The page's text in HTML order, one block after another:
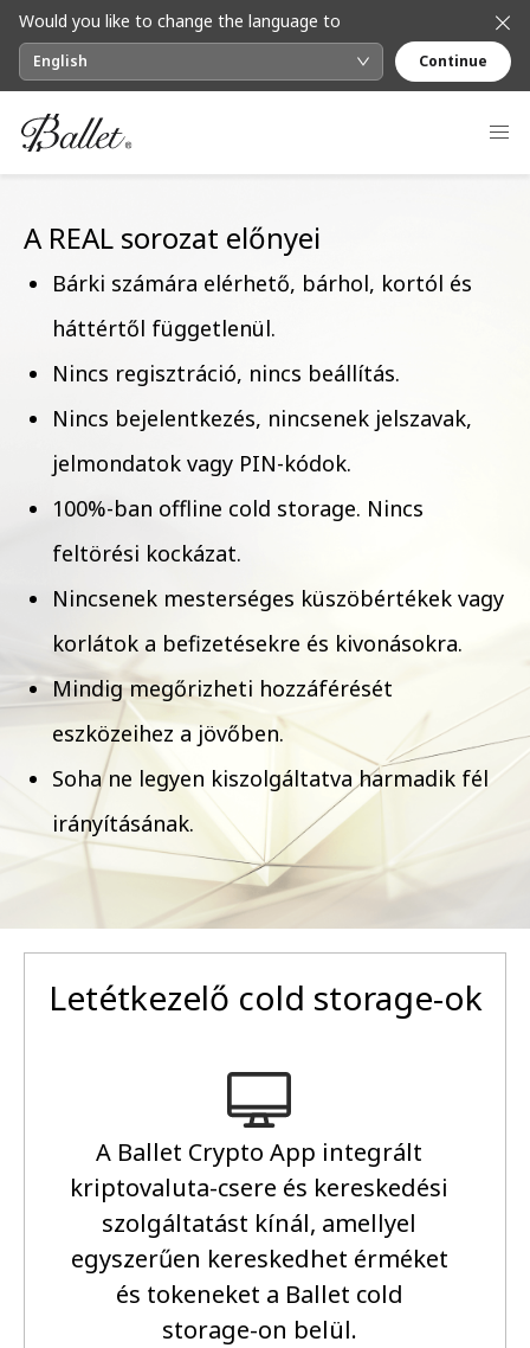
Would you like to change the language to
English Continue
A REAL sorozat előnyei
Bárki számára elérhető, bárhol, kortól és
háttértől függetlenül.
Nincs regisztráció, nincs beállítás.
Nincs bejelentkezés, nincsenek jelszavak,
jelmondatok vagy PIN-kódok.
100%-ban offline cold storage. Nincs
feltörési kockázat.
Nincsenek mesterséges küszöbértékek vagy
korlátok a befizetésekre és kivonásokra.
Mindig megőrizheti hozzáférését
eszközeihez a jövőben.
Soha ne legyen kiszolgáltatva harmadik fél
irányításának.
Letétkezelő cold storage-ok
A Ballet Crypto App integrált
kriptovaluta-csere és kereskedési
szolgáltatást kínál, amellyel
egyszerűen kereskedhet érméket
és tokeneket a Ballet cold
storage-on belül.